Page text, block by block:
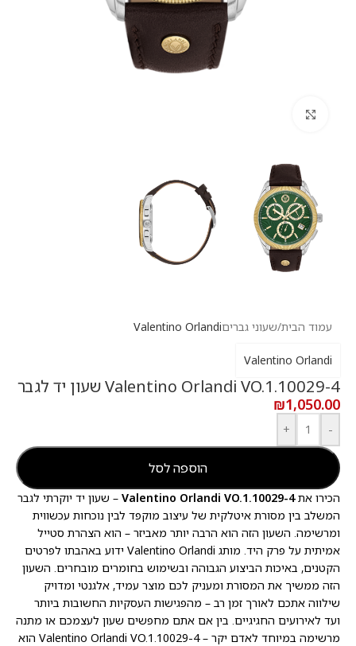
עמוד הבית/שעוני גבריםValentino Orlandi
Valentino Orlandi VO.1.10029-4 שעון יד לגבר
Valentino Orlandi
₪1,050.00
-
+
הוספה לסל
הכירו אתValentino Orlandi VO.1.10029-4 – שעון יד יוקרתי לגבר
המשלב בין מסורת איטלקית של עיצוב מוקפד לבין נוכחות עכשווית
ומרשימה. השעון הזה הוא הרבה יותר מאביזר – הוא הצהרת סטייל
אמיתית על פרק היד. מותג Valentino Orlandi ידוע באהבתו לפרטים
הקטנים, באיכות הביצוע הגבוהה ובשימוש בחומרים מובחרים. השעון
הזה ממשיך את המסורת ומעניק לכם מוצר עמיד, אלגנטי ומדויק
שילווה אתכם לאורך זמן רב – מהפגישות העסקיות החשובות ביותר
ועד לאירועים החגיגיים. בין אם אתם מחפשים שעון לעצמכם או מתנה
מרשימה במיוחד לאדם יקר – Valentino Orlandi VO.1.10029-4 הוא